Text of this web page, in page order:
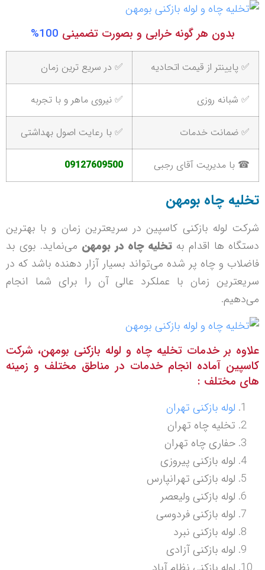
بدون هر گونه خرابی و بصورت تضمینی 100%
✅ پایینتر از قیمت اتحادیه ✅ در سریع ترین زمان
✅ شبانه روزی ✅ نیروی ماهر و با تجربه
✅ ضمانت خدمات ✅ با رعایت اصول بهداشتی
☎ با مدیریت آقای رجبی 09127609500
تخلیه چاه بومهن
شرکت لوله بازکنی کاسپین در سریعترین زمان و با بهترین
دستگاه ها اقدام به تخلیه چاه در بومهن می‌نماید. بوی بد
فاضلاب و چاه پر شده می‌تواند بسیار آزار دهنده باشد که در
سریعترین زمان با عملکرد عالی آن را برای شما انجام
می‌دهیم.
علاوه بر خدمات تخلیه چاه و لوله بازکنی بومهن، شرکت
کاسپین آماده انجام خدمات در مناطق مختلف و زمینه
های مختلف :
لوله بازکنی تهران
تخلیه چاه تهران
حفاری چاه تهران
لوله بازکنی پیروزی
لوله بازکنی تهرانپارس
لوله بازکنی ولیعصر
لوله بازکنی فردوسی
لوله بازکنی نبرد
لوله بازکنی آزادی